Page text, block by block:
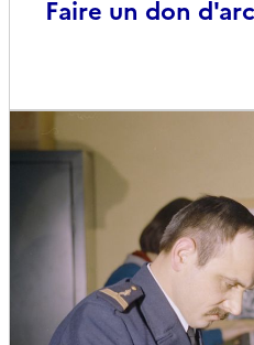
Faire un don